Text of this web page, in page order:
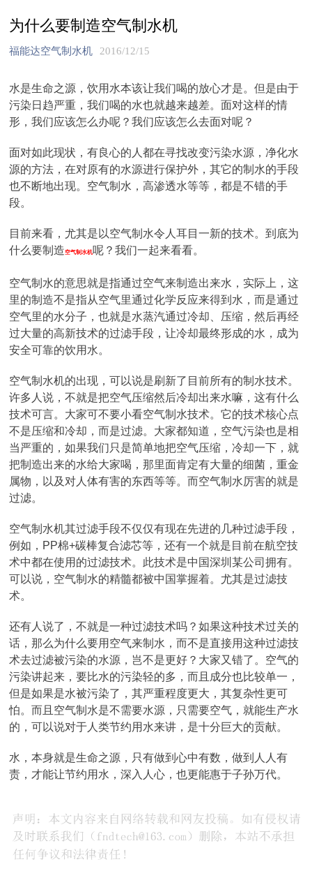
为什么要制造空气制水机
福能达空气制水机 2016/12/15
水是生命之源，饮用水本该让我们喝的放心才是。但是由于
污染日趋严重，我们喝的水也就越来越差。面对这样的情
形，我们应该怎么办呢？我们应该怎么去面对呢？
面对如此现状，有良心的人都在寻找改变污染水源，净化水
源的方法，在对原有的水源进行保护外，其它的制水的手段
也不断地出现。空气制水，高渗透水等等，都是不错的手
段。
目前来看，尤其是以空气制水令人耳目一新的技术。到底为
什么要制造空气制水机呢？我们一起来看看。
空气制水的意思就是指通过空气来制造出来水，实际上，这
里的制造不是指从空气里通过化学反应来得到水，而是通过
空气里的水分子，也就是水蒸汽通过冷却、压缩，然后再经
过大量的高新技术的过滤手段，让冷却最终形成的水，成为
安全可靠的饮用水。
空气制水机的出现，可以说是刷新了目前所有的制水技术。
许多人说，不就是把空气压缩然后冷却出来水嘛，这有什么
技术可言。大家可不要小看空气制水技术。它的技术核心点
不是压缩和冷却，而是过滤。大家都知道，空气污染也是相
当严重的，如果我们只是简单地把空气压缩，冷却一下，就
把制造出来的水给大家喝，那里面肯定有大量的细菌，重金
属物，以及对人体有害的东西等等。而空气制水厉害的就是
过滤。
空气制水机其过滤手段不仅仅有现在先进的几种过滤手段，
例如，PP棉+碳棒复合滤芯等，还有一个就是目前在航空技
术中都在使用的过滤技术。此技术是中国深圳某公司拥有。
可以说，空气制水的精髓都被中国掌握着。尤其是过滤技
术。
还有人说了，不就是一种过滤技术吗？如果这种技术过关的
话，那么为什么要用空气来制水，而不是直接用这种过滤技
术去过滤被污染的水源，岂不是更好？大家又错了。空气的
污染讲起来，要比水的污染轻的多，而且成分也比较单一，
但是如果是水被污染了，其严重程度更大，其复杂性更可
怕。而且空气制水是不需要水源，只需要空气，就能生产水
的，可以说对于人类节约用水来讲，是十分巨大的贡献。
水，本身就是生命之源，只有做到心中有数，做到人人有
责，才能让节约用水，深入人心，也更能惠于子孙万代。